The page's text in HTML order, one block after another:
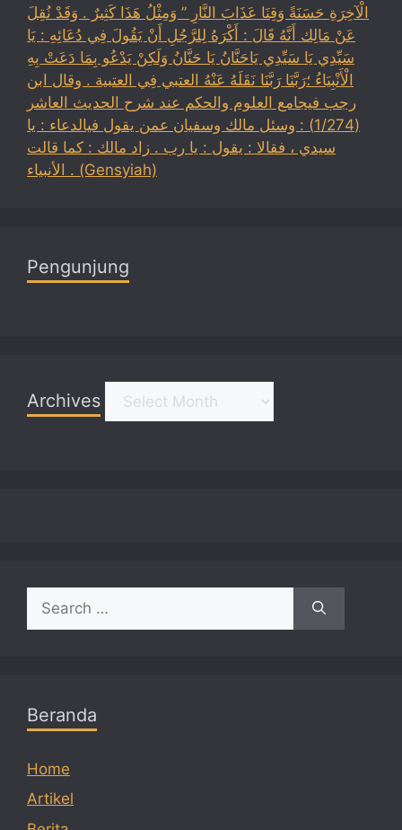
الْآخِرَةِ حَسَنَةً وَقِنَا عَذَابَ النَّارِ ” وَمِثْلُ هَذَا كَثِيرٌ . وَقَدْ نُقِلَ
عَنْ مَالِك أَنَّهُ قَالَ : أَكْرَهُ لِلرَّجُلِ أَنْ يَقُولَ فِي دُعَائِهِ : يَا
سَيِّدِي يَا سَيِّدِي يَاحَنَّانُ يَا حَنَّانُ وَلَكِنْ يَدْعُو بِمَا دَعَتْ بِهِ
الْأَنْبِيَاءُ ؛رَبَّنَا رَبَّنَا نَقَلَهُ عَنْهُ العتبي فِي العتبية . وقال ابن
رجب فيجامع العلوم والحكم عند شرح الحديث العاشر
(1/274) : وسئل مالك وسفيان عمن يقول فيالدعاء : يا
سيدي ، فقالا : يقول : يا رب . زاد مالك : كما قالت
الأنبياء . (Gensyiah)
Pengunjung
Archives
for:
Beranda
Home
Artikel